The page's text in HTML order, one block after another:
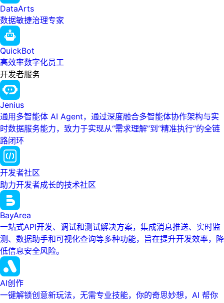
DataArts
数据敏捷治理专家
QuickBot
高效率数字化员工
开发者服务
Jenius
通用多智能体 AI Agent，通过深度融合多智能体协作架构与实
时数据服务能力，致力于实现从“需求理解”到“精准执行”的全链
路闭环
开发者社区
助力开发者成长的技术社区
BayArea
一站式API开发、调试和测试解决方案，集成消息推送、实时监
测、数据助手和可视化查询等多种功能，旨在提升开发效率，降
低信息安全风险。
AI创作
一键解锁创意新玩法，无需专业技能，你的奇思妙想，AI 帮你